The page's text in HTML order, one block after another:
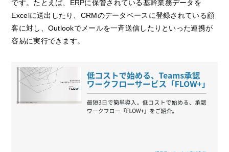
です。たとえば、ERPに保管されている基幹業務データを
Excelに送出したり、CRMのデータベースに登録されている顧
客に対し、Outlookでメールを一斉送信したりといった連携が
容易に実行できます。